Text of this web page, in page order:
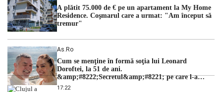
A plătit 75.000 de € pe un apartament la My Home
Residence. Coşmarul care a urmat: "Am început să
tremur"
As.ro
Cum se menţine în formă soţia lui Leonard
Doroftei, la 51 de ani.
&amp;#8222;Secretul&amp;#8221; pe care l-a
dezvăluit
17:22